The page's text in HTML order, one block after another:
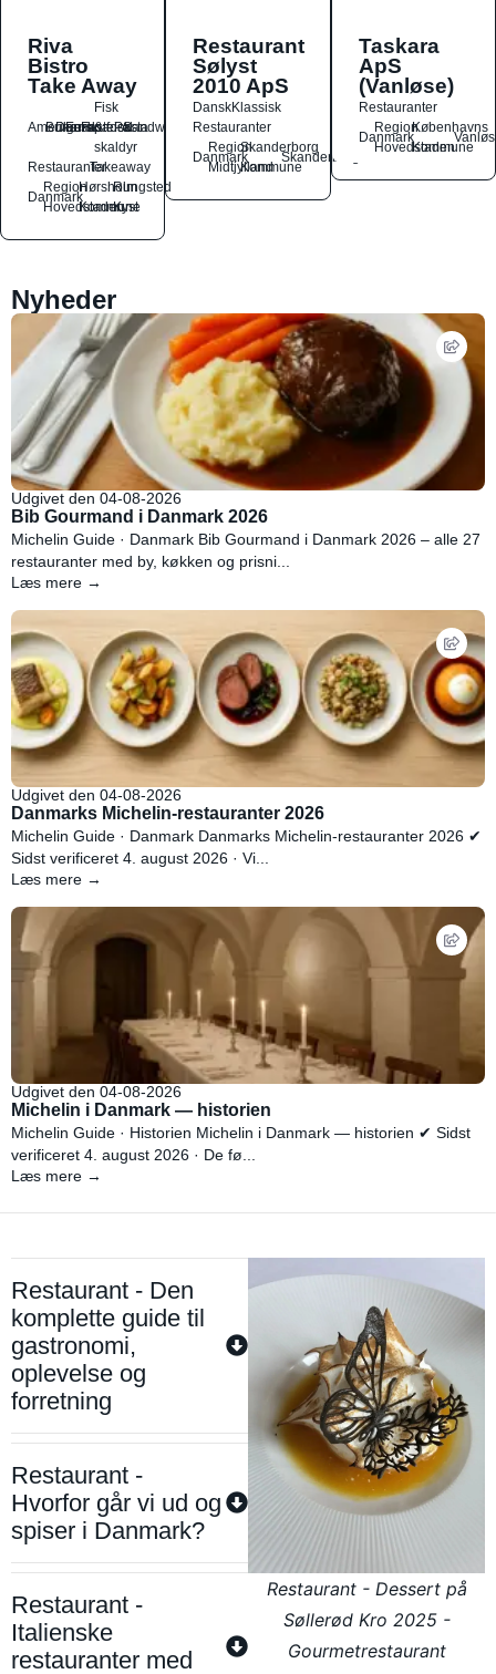
Riva
Bistro
Take Away
Amerikansk
Burger
Dansk
Europæisk
Fastfood
Fisk
&
skaldyr
Pasta
Sandwich
RestauranterTakeaway
Danmark
Region
Hovedstaden
Hørsholm
Kommune
Rungsted
Kyst
Restaurant
Sølyst
2010 ApS
DanskKlassisk
Restauranter
Danmark
Region
Midtjylland
Skanderborg
Kommune
Skanderborg
Taskara
ApS
(Vanløse)
Restauranter
Danmark
Region
Hovedstaden
Københavns
Kommune
Nyheder
Udgivet den 04-08-2026
Bib Gourmand i Danmark 2026
Michelin Guide · Danmark Bib Gourmand i Danmark 2026 – alle 27
restauranter med by, køkken og prisni...
Læs mere →
Udgivet den 04-08-2026
Danmarks Michelin-restauranter 2026
Michelin Guide · Danmark Danmarks Michelin-restauranter 2026 ✔
Sidst verificeret 4. august 2026 · Vi...
Læs mere →
Udgivet den 04-08-2026
Michelin i Danmark — historien
Michelin Guide · Historien Michelin i Danmark — historien ✔ Sidst
verificeret 4. august 2026 · De fø...
Læs mere →
Restaurant - Den
komplette guide til
gastronomi,
oplevelse og
forretning
Restaurant -
Hvorfor går vi ud og
spiser i Danmark?
Restaurant -
Italienske
restauranter med
Restaurant - Dessert på
Søllerød Kro 2025 -
Gourmetrestaurant